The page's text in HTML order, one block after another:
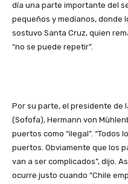
día una parte importante del
pequeños y medianos, donde
sostuvo Santa Cruz, quien
“no se puede repetir”.
Por su parte, el presidente de
(Sofofa), Hermann von
puertos como “ilegal”. “Todos
puertos. Obviamente que los
van a ser complicados”, dijo.
ocurre justo cuando “Chile